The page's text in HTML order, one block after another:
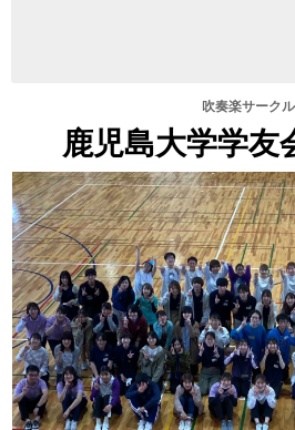
吹奏楽サークル
鹿児島大学学友